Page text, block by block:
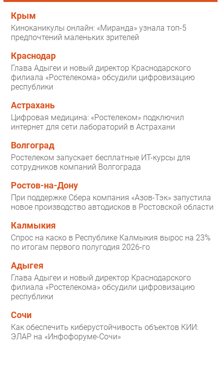
Крым
Киноканикулы онлайн: «Миранда» узнала топ-5
предпочтений маленьких зрителей
Краснодар
Глава Адыгеи и новый директор Краснодарского
филиала «Ростелекома» обсудили цифровизацию
республики
Астрахань
Цифровая медицина: «Ростелеком» подключил
интернет для сети лабораторий в Астрахани
Волгоград
Ростелеком запускает бесплатные ИТ-курсы для
сотрудников компаний Волгограда
Ростов-на-Дону
При поддержке Сбера компания «Азов-Тэк» запустила
новое производство автодисков в Ростовской области
Калмыкия
Спрос на каско в Республике Калмыкия вырос на 23%
по итогам первого полугодия 2026-го
Адыгея
Глава Адыгеи и новый директор Краснодарского
филиала «Ростелекома» обсудили цифровизацию
республики
Сочи
Как обеспечить киберустойчивость объектов КИИ:
ЭЛАР на «Инфофоруме-Сочи»